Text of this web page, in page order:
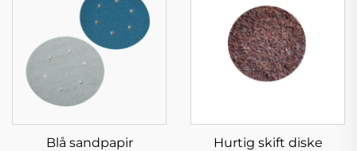
Blå sandpapir Hurtig skift diske